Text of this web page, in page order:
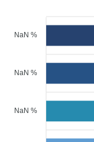
NaN %
NaN %
NaN %